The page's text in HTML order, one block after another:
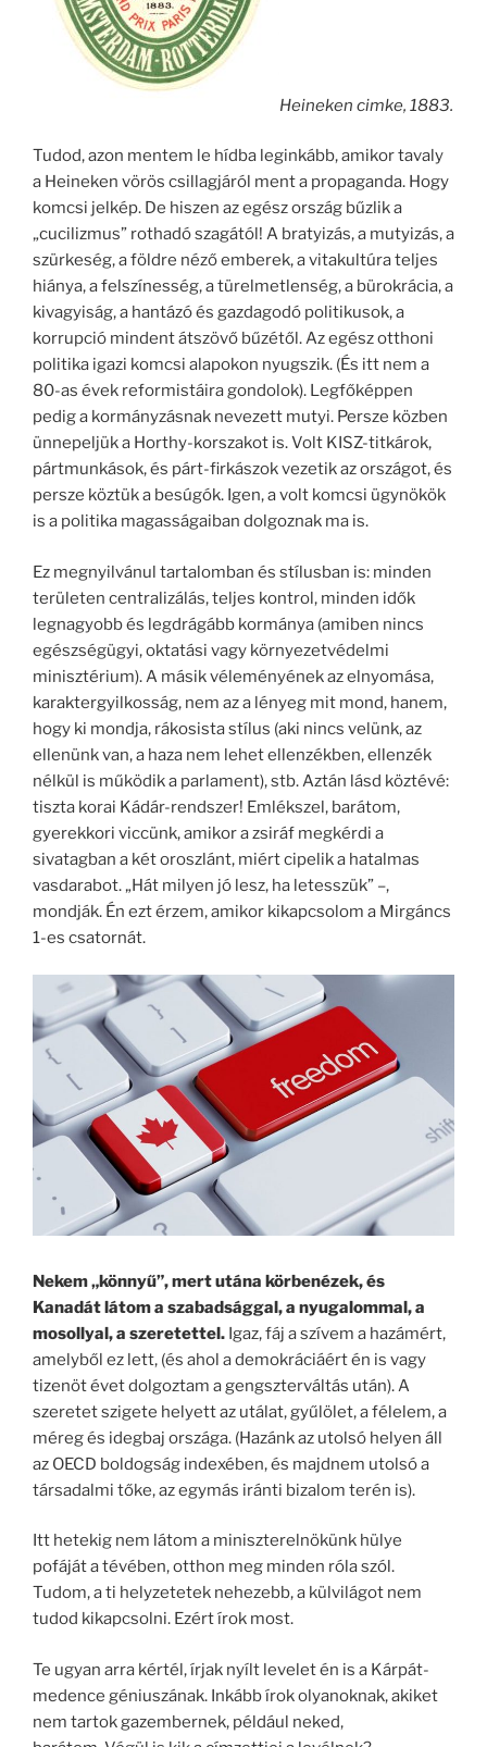
Heineken cimke, 1883.
Tudod, azon mentem le hídba leginkább, amikor tavaly
a Heineken vörös csillagjáról ment a propaganda. Hogy
komcsi jelkép. De hiszen az egész ország bűzlik a
„cucilizmus” rothadó szagától! A bratyizás, a mutyizás, a
szürkeség, a földre néző emberek, a vitakultúra teljes
hiánya, a felszínesség, a türelmetlenség, a bürokrácia, a
kivagyiság, a hantázó és gazdagodó politikusok, a
korrupció mindent átszövő bűzétől. Az egész otthoni
politika igazi komcsi alapokon nyugszik. (És itt nem a
80-as évek reformistáira gondolok). Legfőképpen
pedig a kormányzásnak nevezett mutyi. Persze közben
ünnepeljük a Horthy-korszakot is. Volt KISZ-titkárok,
pártmunkások, és párt-firkászok vezetik az országot, és
persze köztük a besúgók. Igen, a volt komcsi ügynökök
is a politika magasságaiban dolgoznak ma is.
Ez megnyilvánul tartalomban és stílusban is: minden
területen centralizálás, teljes kontrol, minden idők
legnagyobb és legdrágább kormánya (amiben nincs
egészségügyi, oktatási vagy környezetvédelmi
minisztérium). A másik véleményének az elnyomása,
karaktergyilkosság, nem az a lényeg mit mond, hanem,
hogy ki mondja, rákosista stílus (aki nincs velünk, az
ellenünk van, a haza nem lehet ellenzékben, ellenzék
nélkül is működik a parlament), stb. Aztán lásd köztévé:
tiszta korai Kádár-rendszer! Emlékszel, barátom,
gyerekkori viccünk, amikor a zsiráf megkérdi a
sivatagban a két oroszlánt, miért cipelik a hatalmas
vasdarabot. „Hát milyen jó lesz, ha letesszük” –,
mondják. Én ezt érzem, amikor kikapcsolom a Mirgáncs
1-es csatornát.
Nekem „könnyű”, mert utána körbenézek, és
Kanadát látom a szabadsággal, a nyugalommal, a
mosollyal, a szeretettel. Igaz, fáj a szívem a hazámért,
amelyből ez lett, (és ahol a demokráciáért én is vagy
tizenöt évet dolgoztam a gengszterváltás után). A
szeretet szigete helyett az utálat, gyűlölet, a félelem, a
méreg és idegbaj országa. (Hazánk az utolsó helyen áll
az OECD boldogság indexében, és majdnem utolsó a
társadalmi tőke, az egymás iránti bizalom terén is).
Itt hetekig nem látom a miniszterelnökünk hülye
pofáját a tévében, otthon meg minden róla szól.
Tudom, a ti helyzetetek nehezebb, a külvilágot nem
tudod kikapcsolni. Ezért írok most.
Te ugyan arra kértél, írjak nyílt levelet én is a Kárpát-
medence géniuszának. Inkább írok olyanoknak, akiket
nem tartok gazembernek, például neked,